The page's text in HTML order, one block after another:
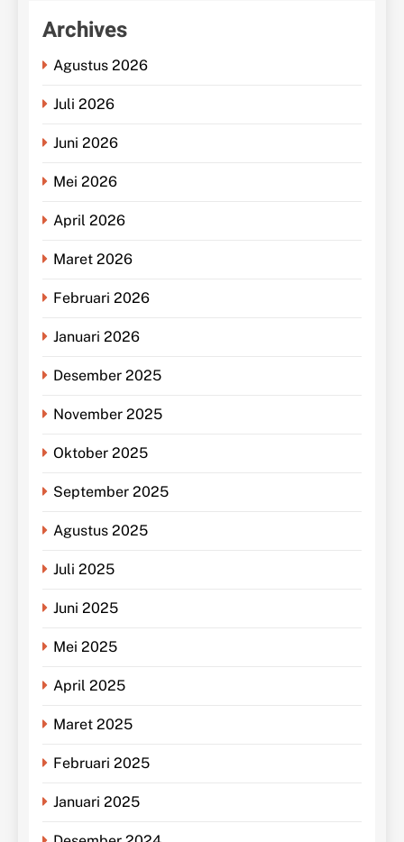
Archives
Agustus 2026
Juli 2026
Juni 2026
Mei 2026
April 2026
Maret 2026
Februari 2026
Januari 2026
Desember 2025
November 2025
Oktober 2025
September 2025
Agustus 2025
Juli 2025
Juni 2025
Mei 2025
April 2025
Maret 2025
Februari 2025
Januari 2025